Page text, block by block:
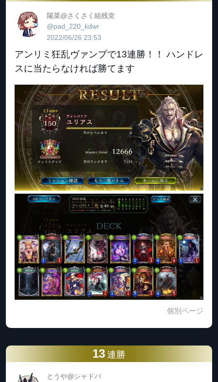
陽菜@さくさく組残党
@pad_220_kdwr
2022/06/26 23:53
アンリミ狂乱ヴァンプで13連勝！！ ハンドレ
スに当たらなければ勝てます
個別ページ
13 連勝
とうや@シャドバ